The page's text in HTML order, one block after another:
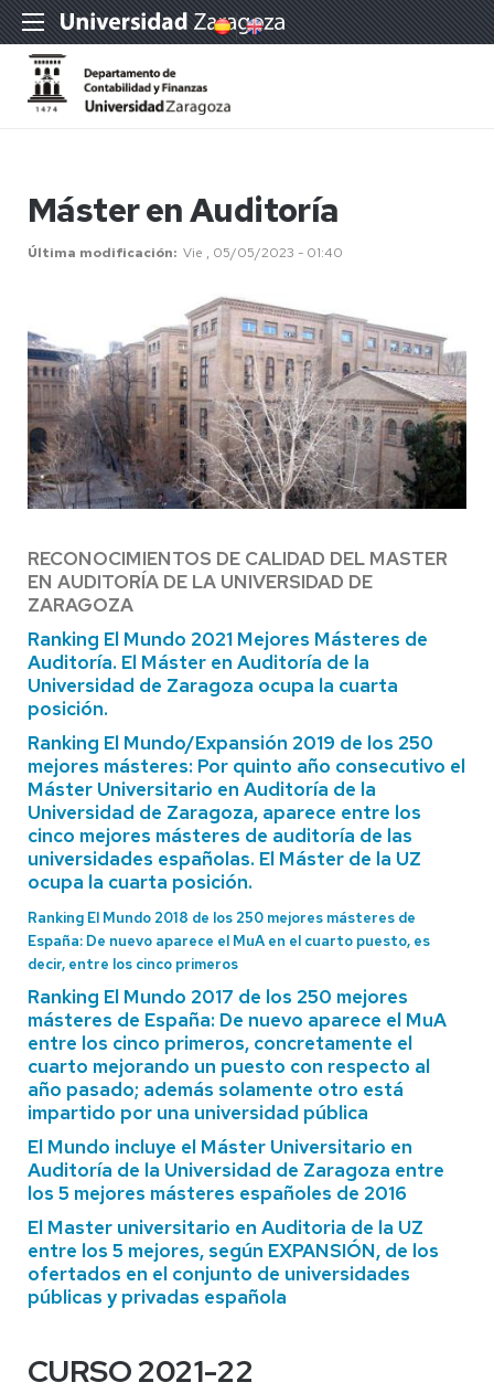
Máster en Auditoría
Última modificación Vie , 05/05/2023 - 01:40
RECONOCIMIENTOS DE CALIDAD DEL MASTER
EN AUDITORÍA DE LA UNIVERSIDAD DE
ZARAGOZA
Ranking El Mundo 2021 Mejores Másteres de
Auditoría. El Máster en Auditoría de la
Universidad de Zaragoza ocupa la cuarta
posición.
Ranking El Mundo/Expansión 2019 de los 250
mejores másteres: Por quinto año consecutivo el
Máster Universitario en Auditoría de la
Universidad de Zaragoza, aparece entre los
cinco mejores másteres de auditoría de las
universidades españolas. El Máster de la UZ
ocupa la cuarta posición.
Ranking El Mundo 2018 de los 250 mejores másteres de
España: De nuevo aparece el MuA en el cuarto puesto, es
decir, entre los cinco primeros
Ranking El Mundo 2017 de los 250 mejores
másteres de España: De nuevo aparece el MuA
entre los cinco primeros, concretamente el
cuarto mejorando un puesto con respecto al
año pasado; además solamente otro está
impartido por una universidad pública
El Mundo incluye el Máster Universitario en
Auditoría de la Universidad de Zaragoza entre
los 5 mejores másteres españoles de 2016
El Master universitario en Auditoria de la UZ
entre los 5 mejores, según EXPANSIÓN, de los
ofertados en el conjunto de universidades
públicas y privadas española
CURSO 2021-22